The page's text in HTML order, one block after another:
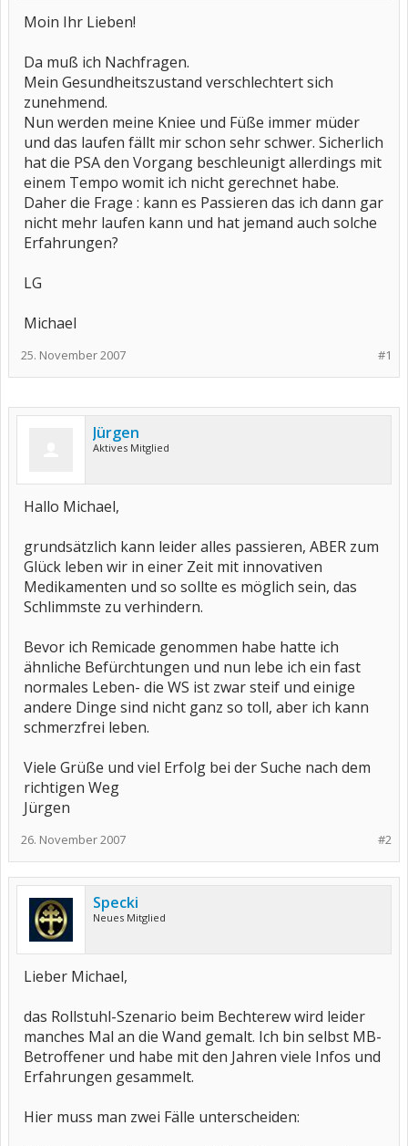
Moin Ihr Lieben!
Da muß ich Nachfragen.
Mein Gesundheitszustand verschlechtert sich
zunehmend.
Nun werden meine Kniee und Füße immer müder
und das laufen fällt mir schon sehr schwer. Sicherlich
hat die PSA den Vorgang beschleunigt allerdings mit
einem Tempo womit ich nicht gerechnet habe.
Daher die Frage : kann es Passieren das ich dann gar
nicht mehr laufen kann und hat jemand auch solche
Erfahrungen?
LG
Michael
#1
25. November 2007
Jürgen
Aktives Mitglied
Hallo Michael,
grundsätzlich kann leider alles passieren, ABER zum
Glück leben wir in einer Zeit mit innovativen
Medikamenten und so sollte es möglich sein, das
Schlimmste zu verhindern.
Bevor ich Remicade genommen habe hatte ich
ähnliche Befürchtungen und nun lebe ich ein fast
normales Leben- die WS ist zwar steif und einige
andere Dinge sind nicht ganz so toll, aber ich kann
schmerzfrei leben.
Viele Grüße und viel Erfolg bei der Suche nach dem
richtigen Weg
Jürgen
#2
26. November 2007
Specki
Neues Mitglied
Lieber Michael,
das Rollstuhl-Szenario beim Bechterew wird leider
manches Mal an die Wand gemalt. Ich bin selbst MB-
Betroffener und habe mit den Jahren viele Infos und
Erfahrungen gesammelt.
Hier muss man zwei Fälle unterscheiden: